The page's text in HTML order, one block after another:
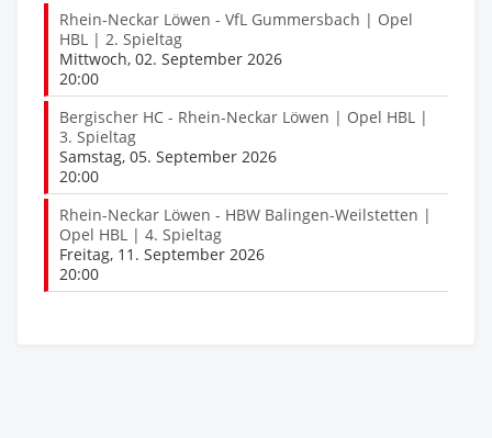
Rhein-Neckar Löwen - VfL Gummersbach | Opel
HBL | 2. Spieltag
Mittwoch, 02. September 2026
20:00
Bergischer HC - Rhein-Neckar Löwen | Opel HBL |
3. Spieltag
Samstag, 05. September 2026
20:00
Rhein-Neckar Löwen - HBW Balingen-Weilstetten |
Opel HBL | 4. Spieltag
Freitag, 11. September 2026
20:00